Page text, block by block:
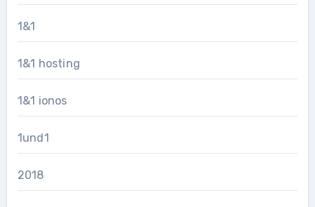
1&1
1&1 hosting
1&1 ionos
1und1
2018